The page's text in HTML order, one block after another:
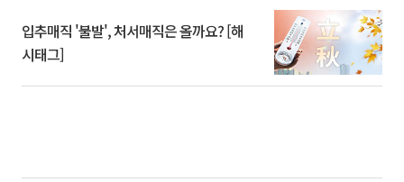
입추매직 '불발', 처서매직은 올까요? [해
시태그]